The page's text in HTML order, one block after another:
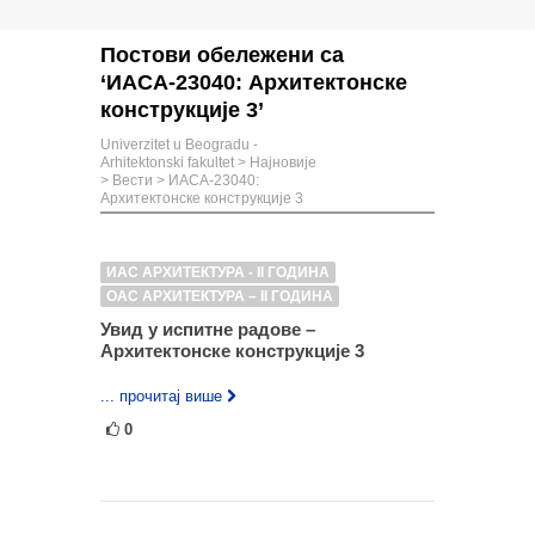
Постови обележени са
‘ИАСА-23040: Архитектонске
конструкције 3’
Univerzitet u Beogradu -
Arhitektonski fakultet > Најновије
> Вести > ИАСА-23040:
Архитектонске конструкције 3
ИАС АРХИТЕКТУРА - II ГОДИНА
ОАС АРХИТЕКТУРА – II ГОДИНА
Увид у испитне радове –
Архитектонске конструкције 3
... прочитај више
0